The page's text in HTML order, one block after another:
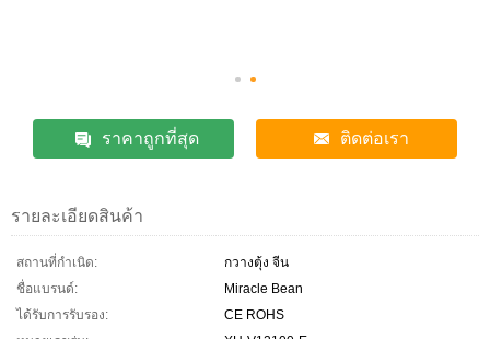
ราคาถูกที่สุด ติดต่อเรา
รายละเอียดสินค้า
สถานที่กำเนิด:
กวางตุ้ง จีน
ชื่อแบรนด์:
Miracle Bean
ได้รับการรับรอง:
CE ROHS